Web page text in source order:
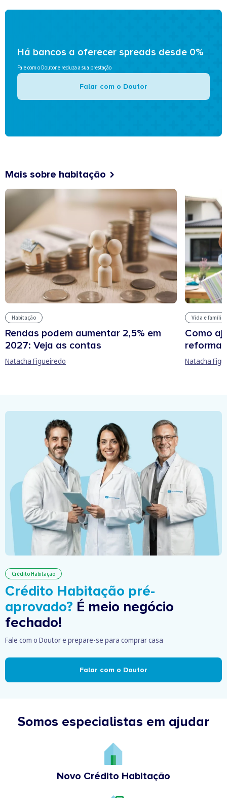
Há bancos a oferecer spreads desde 0%
Fale com o Doutor e reduza a sua prestação
Falar com o Doutor
Mais sobre habitação
Habitação
Rendas podem aumentar 2,5% em
2027: Veja as contas
Natacha Figueiredo
Vida e família
Como
reforma
Natacha
Crédito Habitação
Crédito Habitação pré-
aprovado? É meio negócio
fechado!
Fale com o Doutor e prepare-se para comprar casa
Falar com o Doutor
Somos especialistas em ajudar
Novo Crédito Habitação